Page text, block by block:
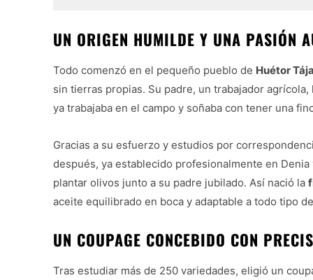
UN ORIGEN HUMILDE Y UNA PASIÓN
Todo comenzó en el pequeño pueblo de Huétor
sin tierras propias. Su padre, un trabajador
ya trabajaba en el campo y soñaba con tener una
Gracias a su esfuerzo y estudios por
después, ya establecido profesionalmente en
plantar olivos junto a su padre jubilado. Así nació la
aceite equilibrado en boca y adaptable a todo tipo
UN COUPAGE CONCEBIDO CON
Tras estudiar más de 250 variedades, eligió un